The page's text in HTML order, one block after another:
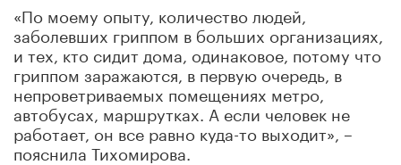
«По моему опыту, количество людей,
заболевших гриппом в больших организациях,
и тех, кто сидит дома, одинаковое, потому что
гриппом заражаются, в первую очередь, в
непроветриваемых помещениях метро,
автобусах, маршрутках. А если человек не
работает, он все равно куда-то выходит», –
пояснила Тихомирова.